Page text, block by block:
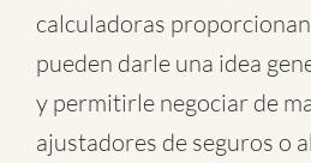
calculadoras
pueden darle una idea
y permitirle negociar de
ajustadores de seguros o